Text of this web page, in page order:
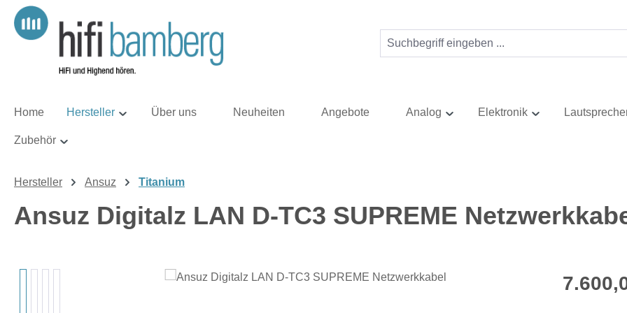
Hauptinhalt springen
Zur Suche springen
Zur Hauptnavigation springen
Home Hersteller Über uns Neuheiten Angebote Analog Elektronik
Zubehör
Hersteller Ansuz Titanium
Ansuz Digitalz LAN D-TC3 SUPREME
Regulärer